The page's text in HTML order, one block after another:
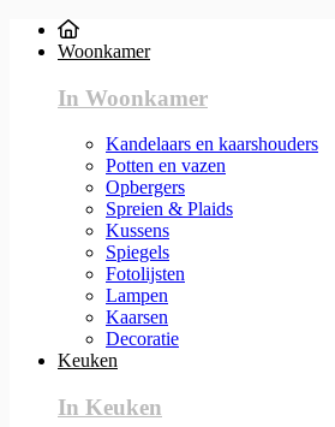
Woonkamer
In Woonkamer
Kandelaars en kaarshouders
Potten en vazen
Opbergers
Spreien & Plaids
Kussens
Spiegels
Fotolijsten
Lampen
Kaarsen
Decoratie
Keuken
In Keuken